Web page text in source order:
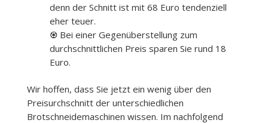
denn der Schnitt ist mit 68 Euro tendenziell
eher teuer.
♼ Bei einer Gegenüberstellung zum
durchschnittlichen Preis sparen Sie rund 18
Euro.
Wir hoffen, dass Sie jetzt ein wenig über den
Preisurchschnitt der unterschiedlichen
Brotschneidemaschinen wissen. Im nachfolgend